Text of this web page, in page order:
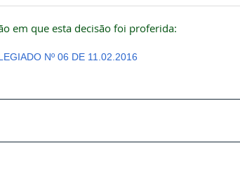
em que esta decisão foi proferida:
Nº 06 DE 11.02.2016